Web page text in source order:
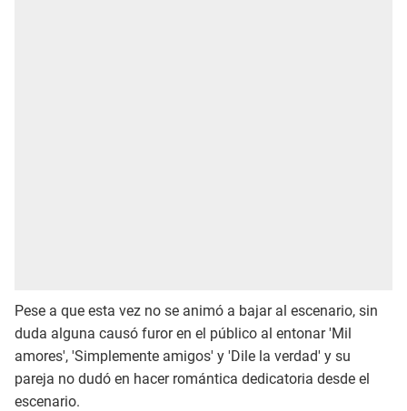
Pese a que esta vez no se animó a bajar al escenario, sin
duda alguna causó furor en el público al entonar 'Mil
amores', 'Simplemente amigos' y 'Dile la verdad' y su
pareja no dudó en hacer romántica dedicatoria desde el
escenario.